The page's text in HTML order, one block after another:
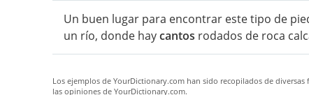
Un buen lugar para encontrar este tipo de
un río, donde haycantos rodados de roca
Los ejemplos de YourDictionary.com han sido recopilados de
las opiniones de YourDictionary.com.